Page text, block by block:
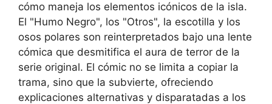
cómo maneja los elementos icónicos de la isla.
El "Humo Negro", los "Otros", la escotilla y los
osos polares son reinterpretados bajo una lente
cómica que desmitifica el aura de terror de la
serie original. El cómic no se limita a copiar la
trama, sino que la subvierte, ofreciendo
explicaciones alternativas y disparatadas a los